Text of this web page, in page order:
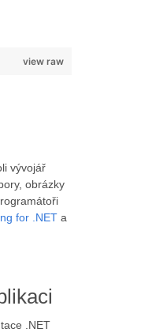
view raw
vývojář
obrázky
for .NET a
.NET